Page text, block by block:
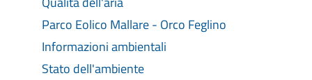
Parco Eolico Mallare - Orco Feglino
Informazioni ambientali
Stato dell'ambiente